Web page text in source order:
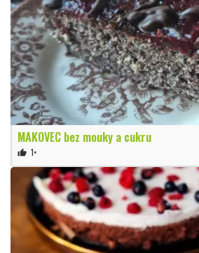
MAKOVEC bez mouky a cukru
thumb_up 1×